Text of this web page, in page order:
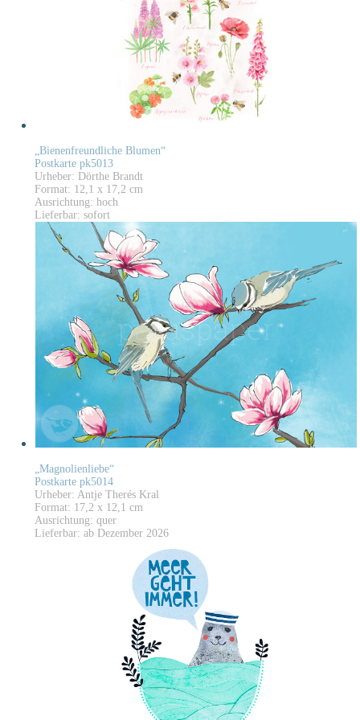
„Bienenfreundliche Blumen“
Postkarte pk5013
Urheber: Dörthe Brandt
Format: 12,1 x 17,2 cm
Ausrichtung: hoch
Lieferbar: sofort
„Magnolienliebe“
Postkarte pk5014
Urheber: Antje Therés Kral
Format: 17,2 x 12,1 cm
Ausrichtung: quer
Lieferbar: ab Dezember 2026